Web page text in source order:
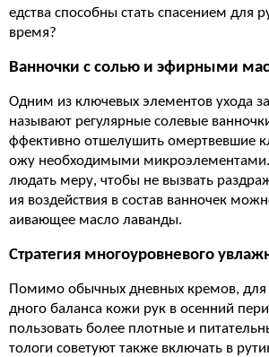
едства способны стать спасением для
время?
Ванночки с солью и эфирными
Одним из ключевых элементов ухода
называют регулярные солевые
ффективно отшелушить омертвевшие
ожу необходимыми
людать меру, чтобы не вызвать
ия воздействия в состав ванночек
аивающее масло лаванды.
Стратегия многоуровневого
Помимо обычных дневных кремов, для
дного баланса кожи рук в осенний
пользовать более плотные и
тологи советуют также включать в